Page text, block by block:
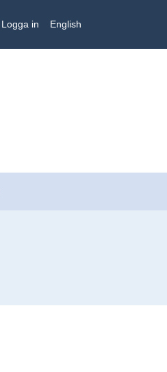
Logga in English